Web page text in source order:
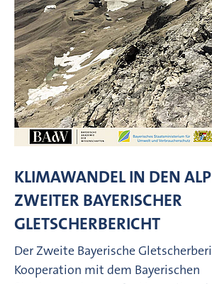
KLIMAWANDEL IN DEN
ZWEITER BAYERISCHER
GLETSCHERBERICHT
Der Zweite Bayerische
Kooperation mit dem Bayerischen